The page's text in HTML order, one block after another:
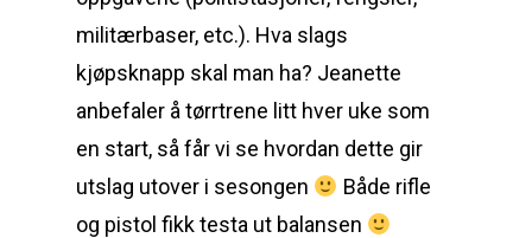
militærbaser, etc.). Hva slags
kjøpsknapp skal man ha? Jeanette
anbefaler å tørrtrene litt hver uke som
en start, så får vi se hvordan dette gir
utslag utover i sesongen
Både rifle
og pistol fikk testa ut balansen